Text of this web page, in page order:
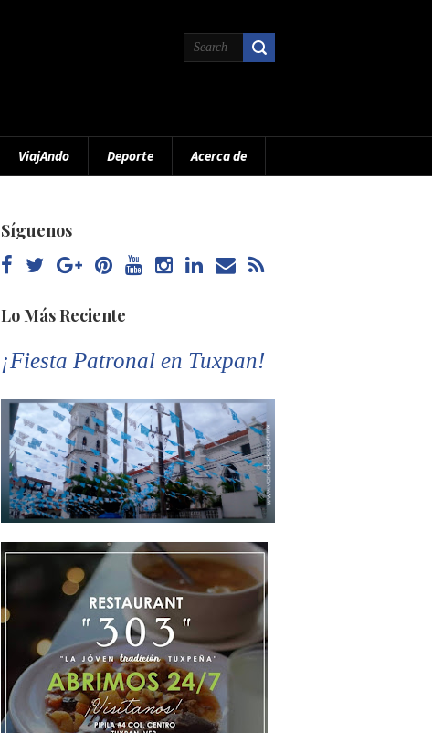
ViajAndo Deporte Acerca de
Síguenos
Lo Más Reciente
¡Fiesta Patronal en Tuxpan!